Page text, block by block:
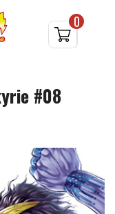
0
#08